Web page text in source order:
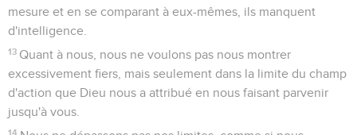
mesure et en se comparant à eux-mêmes, ils manquent
d'intelligence.
13 Quant à nous, nous ne voulons pas nous montrer
excessivement fiers, mais seulement dans la limite du champ
d'action que Dieu nous a attribué en nous faisant parvenir
jusqu'à vous.
14